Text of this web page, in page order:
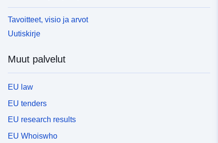
Tavoitteet, visio ja arvot
Uutiskirje
Muut palvelut
EU law
EU tenders
EU research results
EU Whoiswho